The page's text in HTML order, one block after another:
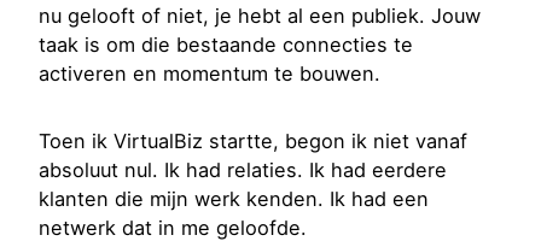
nu gelooft of niet, je hebt al een publiek. Jouw
taak is om die bestaande connecties te
activeren en momentum te bouwen.
Toen ik VirtualBiz startte, begon ik niet vanaf
absoluut nul. Ik had relaties. Ik had eerdere
klanten die mijn werk kenden. Ik had een
netwerk dat in me geloofde.